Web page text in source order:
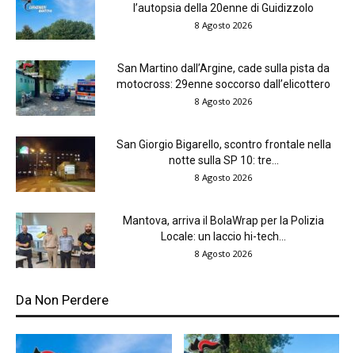
l’autopsia della 20enne di Guidizzolo
8 Agosto 2026
San Martino dall’Argine, cade sulla pista da
motocross: 29enne soccorso dall’elicottero
8 Agosto 2026
San Giorgio Bigarello, scontro frontale nella
notte sulla SP 10: tre...
8 Agosto 2026
Mantova, arriva il BolaWrap per la Polizia
Locale: un laccio hi-tech...
8 Agosto 2026
Da Non Perdere